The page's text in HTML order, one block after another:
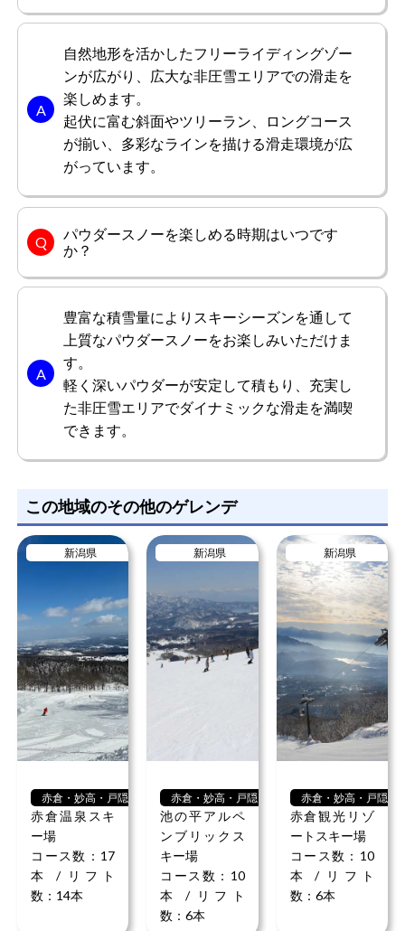
自然地形を活かしたフリーライディングゾー
ンが広がり、広大な非圧雪エリアでの滑走を
楽しめます。
起伏に富む斜面やツリーラン、ロングコース
が揃い、多彩なラインを描ける滑走環境が広
がっています。
パウダースノーを楽しめる時期はいつです
か？
豊富な積雪量によりスキーシーズンを通して
上質なパウダースノーをお楽しみいただけま
す。
軽く深いパウダーが安定して積もり、充実し
た非圧雪エリアでダイナミックな滑走を満喫
できます。
この地域のその他のゲレンデ
新潟県
赤倉・妙高・戸隠
赤倉温泉スキ
ー場
コース数：17
本 / リフト
数：14本
新潟県
赤倉・妙高・戸隠
池の平アルペ
ンブリックス
キー場
コース数：10
本 / リフト
数：6本
新潟県
赤倉・妙高・戸隠
赤倉観光リゾ
ートスキー場
コース数：10
本 / リフト
数：6本